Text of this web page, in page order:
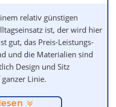
relativ günstigen
ist, der wird hier
gut, das Preis-Leistungs-
und die Materialien sind
Design und Sitz
Linie.